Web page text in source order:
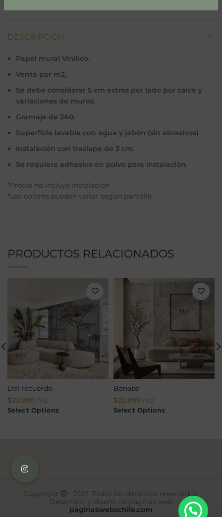
DESCRIPCIÓN
Papel mural Vinílico.
Venta por m2.
Se debe considerar 5 cm extras por lado por calce y
variaciones de muros.
Gramaje de 240.
Superficie lavable con agua y jabón (sin abrasivos)
Instalación con traslape de 3 cm.
Se requiere adhesivo en polvo para instalación.
*Precio no incluye instalación
*Los colores pueden variar según pantalla
PRODUCTOS RELACIONADOS
Del recuerdo
$22.990 m2
Select Options
Banaba
$22.990 m2
Select Options
Copyright
2021. Todos los derechos reservados.
Desarrollo y diseño de paginas web
paginaswebschile.com